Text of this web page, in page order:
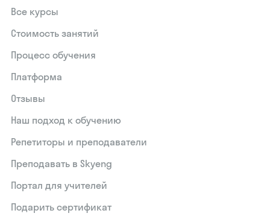
Все курсы
Стоимость занятий
Процесс обучения
Платформа
Отзывы
Наш подход к обучению
Репетиторы и преподаватели
Преподавать в Skyeng
Портал для учителей
Подарить сертификат